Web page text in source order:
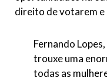
direito de votarem e
Fernando
trouxe uma
todas as